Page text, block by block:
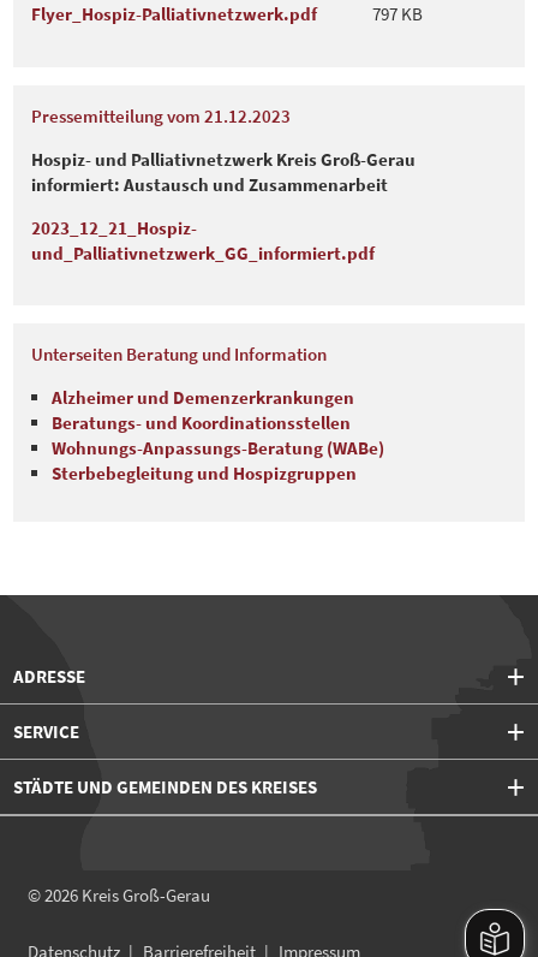
Flyer_Hospiz-Palliativnetzwerk.pdf
797 KB
Pressemitteilung vom 21.12.2023
Hospiz- und Palliativnetzwerk Kreis Groß-Gerau
informiert: Austausch und Zusammenarbeit
2023_12_21_Hospiz-
und_Palliativnetzwerk_GG_informiert.pdf
Unterseiten Beratung und Information
Alzheimer und Demenzerkrankungen
Beratungs- und Koordinationsstellen
Wohnungs-Anpassungs-Beratung (WABe)
Sterbebegleitung und Hospizgruppen
ADRESSE
SERVICE
STÄDTE UND GEMEINDEN DES KREISES
© 2026 Kreis Groß-Gerau
Datenschutz Barrierefreiheit Impressum